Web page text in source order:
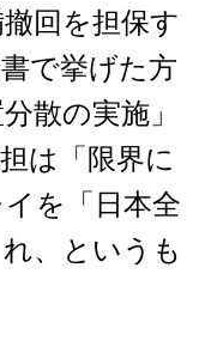
回を担保す
で挙げた方
散の実施」
は「限界に
を「日本全
、というも